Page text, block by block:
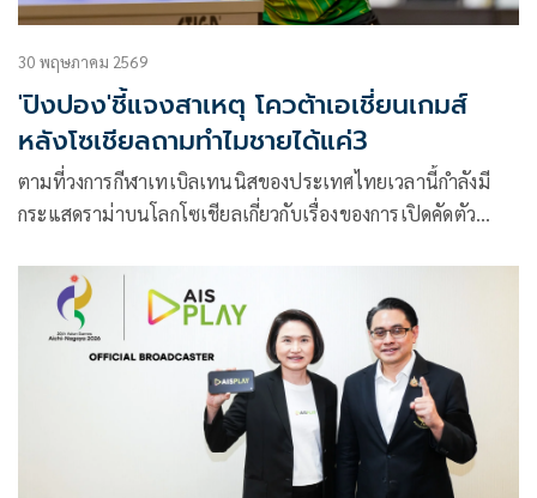
ตะกร้อนานาชาติ พร้อมด้วย อวยชัย ศรีสุวรรณ (ผู้จัดการทีม),
ห้ามข้องเกี่ยวกับกิจกรรมของทาง สหพันธ์เซปักตะกร้อนานาชาติ
ด้วยเช่นกัน
30 พฤษภาคม 2569
'ปิงปอง'ชี้แจงสาเหตุ โควต้าเอเชี่ยนเกมส์
หลังโซเชียลถามทำไมชายได้แค่3
ตามที่วงการกีฬาเทเบิลเทนนิสของประเทศไทยเวลานี้กำลังมี
กระแสดราม่าบนโลกโซเชียลเกี่ยวกับเรื่องของการเปิดคัดตัว
ปลายปีที่จะถึงนี้นั่นคือ “มหกรรมกีฬาเอเชียนเกมส์ 2026” ที่
เมืองนาโงย่า ประเทศญี่ปุ่น ระหว่างวันที่ 19 กันยายน – 4
ตุลาคม 2569 ซึ่งโลกโซเชียลหยิบยกประเด็นที่ทัพเทเบิลเทนนิส
ไทยเตรียมจะส่งนักกีฬาฝ่ายหญิงเข้าร่วมที่จำนวน 5 คน และฝ่าย
ชายมีจำนวนเพียง 3 คน โดยที่สมาคมฯ วาง 2 คนของฝ่ายชายที่
ได้สิทธิ์เป็นตัวยืนแล้ว และมีการเปิดคัดตัวเพิ่มอีกเพียงคนเดียว